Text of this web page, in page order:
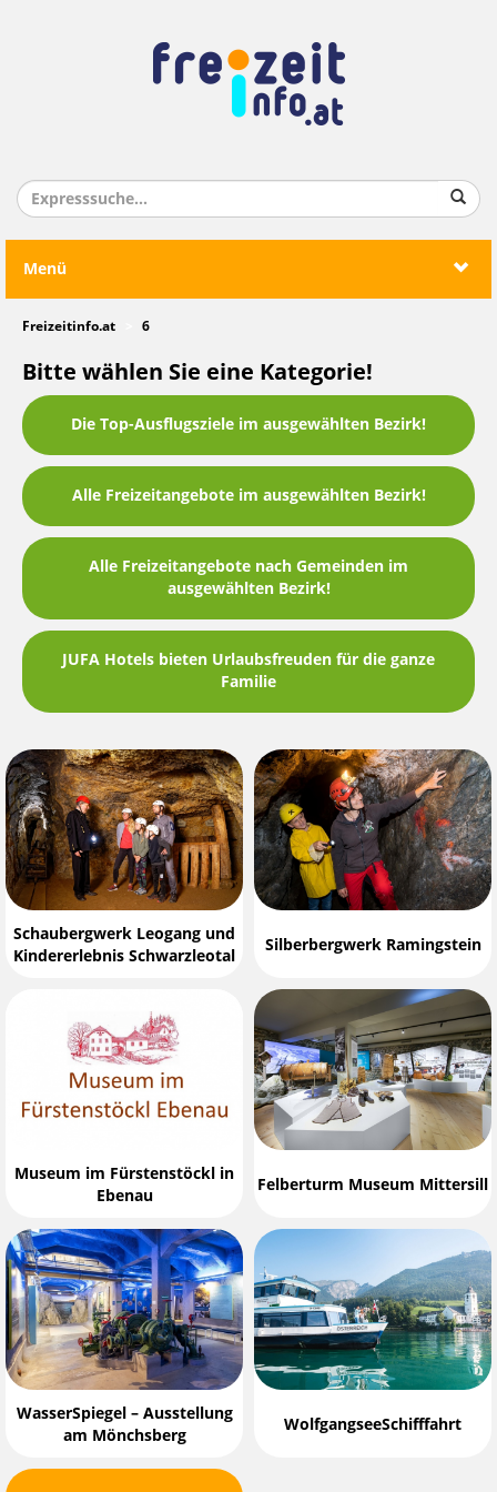
Menü
Freizeitinfo.at 6
Bitte wählen Sie eine Kategorie!
Die Top-Ausflugsziele im ausgewählten Bezirk!
Alle Freizeitangebote im ausgewählten Bezirk!
Alle Freizeitangebote nach Gemeinden im
ausgewählten Bezirk!
JUFA Hotels bieten Urlaubsfreuden für die ganze
Familie
Schaubergwerk Leogang und
Kindererlebnis Schwarzleotal
Silberbergwerk Ramingstein
Museum im Fürstenstöckl in
Ebenau
Felberturm Museum Mittersill
WasserSpiegel – Ausstellung
am Mönchsberg
WolfgangseeSchifffahrt